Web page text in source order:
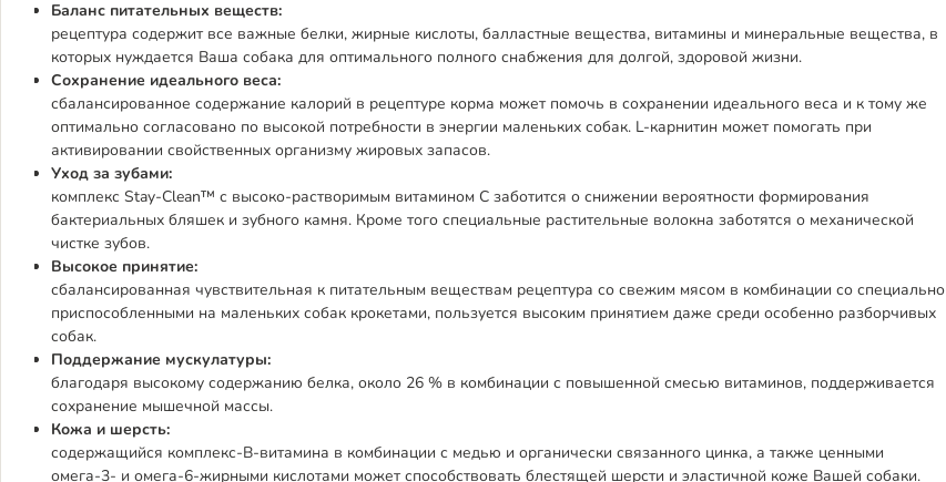
Баланс питательных веществ:
рецептура содержит все важные белки, жирные кислоты, балластные вещества, витамины и минеральные вещества, в
которых нуждается Ваша собака для оптимального полного снабжения для долгой, здоровой жизни.
Сохранение идеального веса:
сбалансированное содержание калорий в рецептуре корма может помочь в сохранении идеального веса и к тому же
оптимально согласовано по высокой потребности в энергии маленьких собак. L-карнитин может помогать при
активировании свойственных организму жировых запасов.
Уход за зубами:
комплекс Stay-Clean™ с высоко-растворимым витамином C заботится о снижении вероятности формирования
бактериальных бляшек и зубного камня. Кроме того специальные растительные волокна заботятся о механической
чистке зубов.
Высокое принятие:
сбалансированная чувствительная к питательным веществам рецептура со свежим мясом в комбинации со специально
приспособленными на маленьких собак крокетами, пользуется высоким принятием даже среди особенно разборчивых
собак.
Поддержание мускулатуры:
благодаря высокому содержанию белка, около 26 % в комбинации с повышенной смесью витаминов, поддерживается
сохранение мышечной массы.
Кожа и шерсть:
содержащийся комплекс-B-витамина в комбинации с медью и органически связанного цинка, а также ценными
омега-3- и омега-6-жирными кислотами может способствовать блестящей шерсти и эластичной коже Вашей собаки.